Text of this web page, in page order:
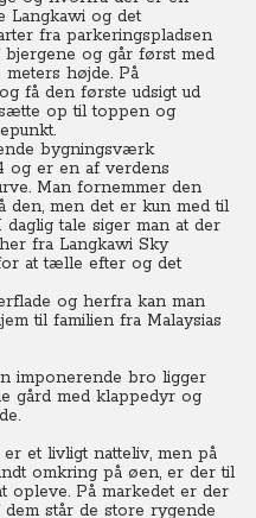
Langkawi og det
fra parkeringspladsen
og går først med
højde. På
få den første udsigt ud
op til toppen og
bygningsværk
er en af verdens
Man fornemmer den
den, men det er kun med til
tale siger man at der
fra Langkawi Sky
at tælle efter og det
og herfra kan man
til familien fra Malaysias
imponerende bro ligger
gård med klappedyr og
et livligt natteliv, men på
omkring på øen, er der til
På markedet er der
står de store rygende